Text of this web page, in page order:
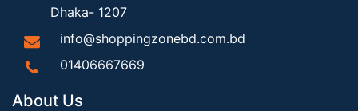
Dhaka- 1207
info@shoppingzonebd.com.bd
01406667669
About Us